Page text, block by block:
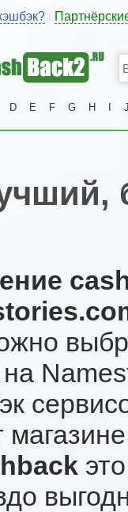
D E F G H